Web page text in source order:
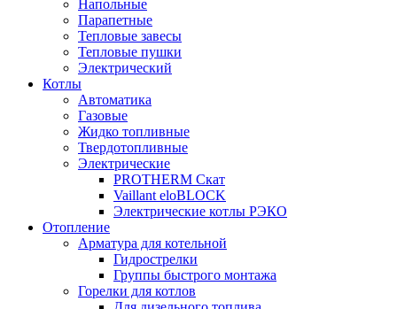
Напольные
Парапетные
Тепловые завесы
Тепловые пушки
Электрический
Котлы
Автоматика
Газовые
Жидко топливные
Твердотопливные
Электрические
PROTHERM Скат
Vaillant eloBLOCK
Электрические котлы РЭКО
Отопление
Арматура для котельной
Гидрострелки
Группы быстрого монтажа
Горелки для котлов